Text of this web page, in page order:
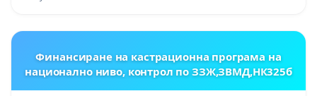
Финансиране на кастрационна програма на
национално ниво, контрол по ЗЗЖ,ЗВМД,НК325б